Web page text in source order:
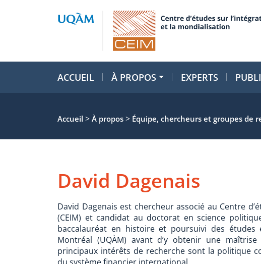
ACCUEIL À PROPOS EXPERTS
Accueil > À propos > Équipe, chercheurs et groupes de
David Dagenais
David Dagenais est chercheur associé au Centre
(CEIM) et candidat au doctorat en science
baccalauréat en histoire et poursuivi des études
Montréal (UQÀM) avant d’y obtenir une
principaux intérêts de recherche sont la politique